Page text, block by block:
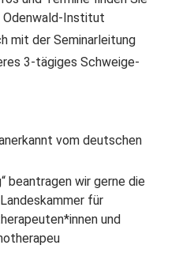
Odenwald-Institut
mit der Seminarleitung
3-tägiges Schweige-
vom deutschen
beantragen wir gerne die
für
und